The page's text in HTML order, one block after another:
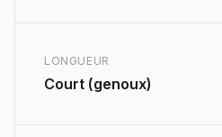
LONGUEUR
Court (genoux)